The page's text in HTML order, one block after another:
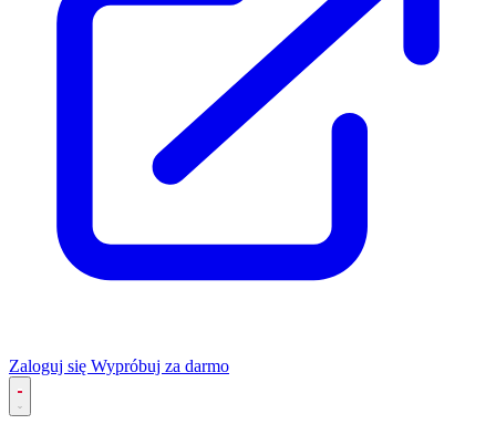
Zaloguj się Wypróbuj za darmo